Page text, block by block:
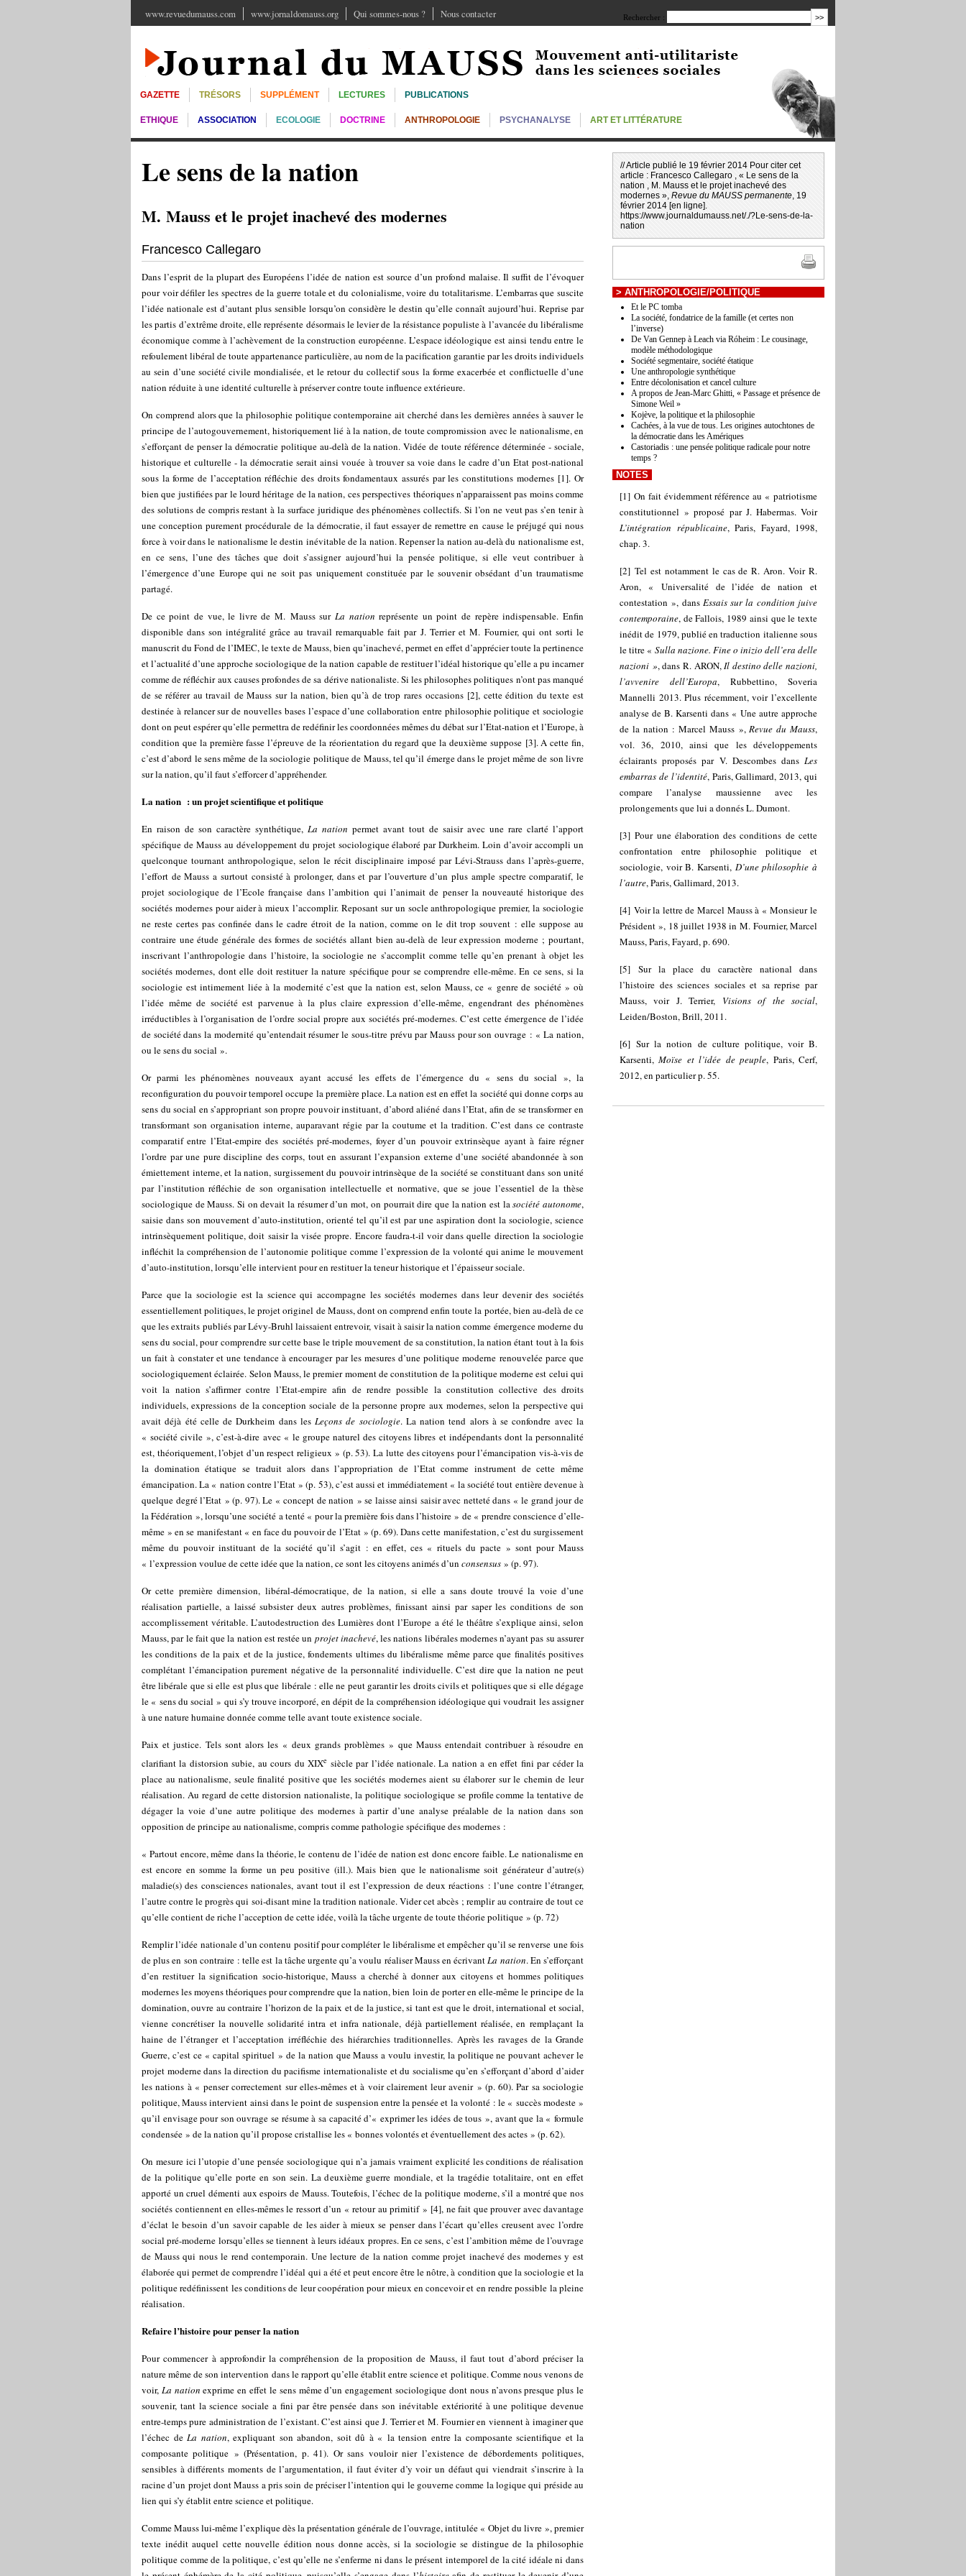
www.revuedumauss.com www.jornaldomauss.org Qui sommes-nous ? Nous contacter Rechercher :
GAZETTE TRÉSORS SUPPLÉMENT LECTURES PUBLICATIONS
ETHIQUE ASSOCIATION ECOLOGIE DOCTRINE ANTHROPOLOGIE PSYCHANALYSE ART ET LITTÉRATURE
Le sens de la nation
M. Mauss et le projet inachevé des modernes
Francesco Callegaro
Dans l’esprit de la plupart des Européens l’idée de nation est source d’un profond malaise. Il suffit de l’évoquer
pour voir défiler les spectres de la guerre totale et du colonialisme, voire du totalitarisme. L’embarras que suscite
l’idée nationale est d’autant plus sensible lorsqu’on considère le destin qu’elle connaît aujourd’hui. Reprise par
les partis d’extrême droite, elle représente désormais le levier de la résistance populiste à l’avancée du libéralisme
économique comme à l’achèvement de la construction européenne. L’espace idéologique est ainsi tendu entre le
refoulement libéral de toute appartenance particulière, au nom de la pacification garantie par les droits individuels
au sein d’une société civile mondialisée, et le retour du collectif sous la forme exacerbée et conflictuelle d’une
nation réduite à une identité culturelle à préserver contre toute influence extérieure.
On comprend alors que la philosophie politique contemporaine ait cherché dans les dernières années à sauver le
principe de l’autogouvernement, historiquement lié à la nation, de toute compromission avec le nationalisme, en
s’efforçant de penser la démocratie politique au-delà de la nation. Vidée de toute référence déterminée - sociale,
historique et culturelle - la démocratie serait ainsi vouée à trouver sa voie dans le cadre d’un Etat post-national
sous la forme de l’acceptation réfléchie des droits fondamentaux assurés par les constitutions modernes[1]. Or
bien que justifiées par le lourd héritage de la nation, ces perspectives théoriques n’apparaissent pas moins comme
des solutions de compris restant à la surface juridique des phénomènes collectifs. Si l’on ne veut pas s’en tenir à
une conception purement procédurale de la démocratie, il faut essayer de remettre en cause le préjugé qui nous
force à voir dans le nationalisme le destin inévitable de la nation. Repenser la nation au-delà du nationalisme est,
en ce sens, l’une des tâches que doit s’assigner aujourd’hui la pensée politique, si elle veut contribuer à
l’émergence d’une Europe qui ne soit pas uniquement constituée par le souvenir obsédant d’un traumatisme
partagé.
De ce point de vue, le livre de M. Mauss sur La nation représente un point de repère indispensable. Enfin
disponible dans son intégralité grâce au travail remarquable fait par J. Terrier et M. Fournier, qui ont sorti le
manuscrit du Fond de l’IMEC, le texte de Mauss, bien qu’inachevé, permet en effet d’apprécier toute la pertinence
et l’actualité d’une approche sociologique de la nation capable de restituer l’idéal historique qu’elle a pu incarner
comme de réfléchir aux causes profondes de sa dérive nationaliste. Si les philosophes politiques n’ont pas manqué
de se référer au travail de Mauss sur la nation, bien qu’à de trop rares occasions[2], cette édition du texte est
destinée à relancer sur de nouvelles bases l’espace d’une collaboration entre philosophie politique et sociologie
dont on peut espérer qu’elle permettra de redéfinir les coordonnées mêmes du débat sur l’Etat-nation et l’Europe, à
condition que la première fasse l’épreuve de la réorientation du regard que la deuxième suppose[3]. A cette fin,
c’est d’abord le sens même de la sociologie politique de Mauss, tel qu’il émerge dans le projet même de son livre
sur la nation, qu’il faut s’efforcer d’appréhender.
La nation : un projet scientifique et politique
En raison de son caractère synthétique, La nation permet avant tout de saisir avec une rare clarté l’apport
spécifique de Mauss au développement du projet sociologique élaboré par Durkheim. Loin d’avoir accompli un
quelconque tournant anthropologique, selon le récit disciplinaire imposé par Lévi-Strauss dans l’après-guerre,
l’effort de Mauss a surtout consisté à prolonger, dans et par l’ouverture d’un plus ample spectre comparatif, le
projet sociologique de l’Ecole française dans l’ambition qui l’animait de penser la nouveauté historique des
sociétés modernes pour aider à mieux l’accomplir. Reposant sur un socle anthropologique premier, la sociologie
ne reste certes pas confinée dans le cadre étroit de la nation, comme on le dit trop souvent : elle suppose au
contraire une étude générale des formes de sociétés allant bien au-delà de leur expression moderne ; pourtant,
inscrivant l’anthropologie dans l’histoire, la sociologie ne s’accomplit comme telle qu’en prenant à objet les
sociétés modernes, dont elle doit restituer la nature spécifique pour se comprendre elle-même. En ce sens, si la
sociologie est intimement liée à la modernité c’est que la nation est, selon Mauss, ce « genre de société » où
l’idée même de société est parvenue à la plus claire expression d’elle-même, engendrant des phénomènes
irréductibles à l’organisation de l’ordre social propre aux sociétés pré-modernes. C’est cette émergence de l’idée
de société dans la modernité qu’entendait résumer le sous-titre prévu par Mauss pour son ouvrage : « La nation,
ou le sens du social ».
Or parmi les phénomènes nouveaux ayant accusé les effets de l’émergence du « sens du social », la
reconfiguration du pouvoir temporel occupe la première place. La nation est en effet la société qui donne corps au
sens du social en s’appropriant son propre pouvoir instituant, d’abord aliéné dans l’Etat, afin de se transformer en
transformant son organisation interne, auparavant régie par la coutume et la tradition. C’est dans ce contraste
comparatif entre l’Etat-empire des sociétés pré-modernes, foyer d’un pouvoir extrinsèque ayant à faire régner
l’ordre par une pure discipline des corps, tout en assurant l’expansion externe d’une société abandonnée à son
émiettement interne, et la nation, surgissement du pouvoir intrinsèque de la société se constituant dans son unité
par l’institution réfléchie de son organisation intellectuelle et normative, que se joue l’essentiel de la thèse
sociologique de Mauss. Si on devait la résumer d’un mot, on pourrait dire que la nation est lasociété autonome,
saisie dans son mouvement d’auto-institution, orienté tel qu’il est par une aspiration dont la sociologie, science
intrinsèquement politique, doit saisir la visée propre. Encore faudra-t-il voir dans quelle direction la sociologie
infléchit la compréhension de l’autonomie politique comme l’expression de la volonté qui anime le mouvement
d’auto-institution, lorsqu’elle intervient pour en restituer la teneur historique et l’épaisseur sociale.
Parce que la sociologie est la science qui accompagne les sociétés modernes dans leur devenir des sociétés
essentiellement politiques, le projet originel de Mauss, dont on comprend enfin toute la portée, bien au-delà de ce
que les extraits publiés par Lévy-Bruhl laissaient entrevoir, visait à saisir la nation comme émergence moderne du
sens du social, pour comprendre sur cette base le triple mouvement de sa constitution, la nation étant tout à la fois
un fait à constater et une tendance à encourager par les mesures d’une politique moderne renouvelée parce que
sociologiquement éclairée. Selon Mauss, le premier moment de constitution de la politique moderne est celui qui
voit la nation s’affirmer contre l’Etat-empire afin de rendre possible la constitution collective des droits
individuels, expressions de la conception sociale de la personne propre aux modernes, selon la perspective qui
avait déjà été celle de Durkheim dans lesLeçons de sociologie. La nation tend alors à se confondre avec la
« société civile », c’est-à-dire avec « le groupe naturel des citoyens libres et indépendants dont la personnalité
est, théoriquement, l’objet d’un respect religieux » (p. 53). La lutte des citoyens pour l’émancipation vis-à-vis de
la domination étatique se traduit alors dans l’appropriation de l’Etat comme instrument de cette même
émancipation. La « nation contre l’Etat » (p. 53), c’est aussi et immédiatement « la société tout entière devenue à
quelque degré l’Etat » (p. 97). Le « concept de nation » se laisse ainsi saisir avec netteté dans « le grand jour de
la Fédération », lorsqu’une société a tenté « pour la première fois dans l’histoire » de « prendre conscience d’elle-
même » en se manifestant « en face du pouvoir de l’Etat » (p. 69). Dans cette manifestation, c’est du surgissement
même du pouvoir instituant de la société qu’il s’agit : en effet, ces « rituels du pacte » sont pour Mauss
« l’expression voulue de cette idée que la nation, ce sont les citoyens animés d’un consensus » (p. 97).
Or cette première dimension, libéral-démocratique, de la nation, si elle a sans doute trouvé la voie d’une
réalisation partielle, a laissé subsister deux autres problèmes, finissant ainsi par saper les conditions de son
accomplissement véritable. L’autodestruction des Lumières dont l’Europe a été le théâtre s’explique ainsi, selon
Mauss, par le fait que la nation est restée un projet inachevé, les nations libérales modernes n’ayant pas su assurer
les conditions de la paix et de la justice, fondements ultimes du libéralisme même parce que finalités positives
complétant l’émancipation purement négative de la personnalité individuelle. C’est dire que la nation ne peut
être libérale que si elle est plus que libérale : elle ne peut garantir les droits civils et politiques que si elle dégage
le « sens du social » qui s’y trouve incorporé, en dépit de la compréhension idéologique qui voudrait les assigner
à une nature humaine donnée comme telle avant toute existence sociale.
Paix et justice. Tels sont alors les « deux grands problèmes » que Mauss entendait contribuer à résoudre en
clarifiant la distorsion subie, au cours du XIXe siècle par l’idée nationale. La nation a en effet fini par céder la
place au nationalisme, seule finalité positive que les sociétés modernes aient su élaborer sur le chemin de leur
réalisation. Au regard de cette distorsion nationaliste, la politique sociologique se profile comme la tentative de
dégager la voie d’une autre politique des modernes à partir d’une analyse préalable de la nation dans son
opposition de principe au nationalisme, compris comme pathologie spécifique des modernes :
« Partout encore, même dans la théorie, le contenu de l’idée de nation est donc encore faible. Le nationalisme en
est encore en somme la forme un peu positive (ill.). Mais bien que le nationalisme soit générateur d’autre(s)
maladie(s) des consciences nationales, avant tout il est l’expression de deux réactions : l’une contre l’étranger,
l’autre contre le progrès qui soi-disant mine la tradition nationale. Vider cet abcès ; remplir au contraire de tout ce
qu’elle contient de riche l’acception de cette idée, voilà la tâche urgente de toute théorie politique » (p. 72)
Remplir l’idée nationale d’un contenu positif pour compléter le libéralisme et empêcher qu’il se renverse une fois
de plus en son contraire : telle est la tâche urgente qu’a voulu réaliser Mauss en écrivantLa nation. En s’efforçant
d’en restituer la signification socio-historique, Mauss a cherché à donner aux citoyens et hommes politiques
modernes les moyens théoriques pour comprendre que la nation, bien loin de porter en elle-même le principe de la
domination, ouvre au contraire l’horizon de la paix et de la justice, si tant est que le droit, international et social,
vienne concrétiser la nouvelle solidarité intra et infra nationale, déjà partiellement réalisée, en remplaçant la
haine de l’étranger et l’acceptation irréfléchie des hiérarchies traditionnelles. Après les ravages de la Grande
Guerre, c’est ce « capital spirituel » de la nation que Mauss a voulu investir, la politique ne pouvant achever le
projet moderne dans la direction du pacifisme internationaliste et du socialisme qu’en s’efforçant d’abord d’aider
les nations à « penser correctement sur elles-mêmes et à voir clairement leur avenir » (p. 60). Par sa sociologie
politique, Mauss intervient ainsi dans le point de suspension entre la pensée et la volonté : le « succès modeste »
qu’il envisage pour son ouvrage se résume à sa capacité d’« exprimer les idées de tous », avant que la « formule
condensée » de la nation qu’il propose cristallise les « bonnes volontés et éventuellement des actes » (p. 62).
On mesure ici l’utopie d’une pensée sociologique qui n’a jamais vraiment explicité les conditions de réalisation
de la politique qu’elle porte en son sein. La deuxième guerre mondiale, et la tragédie totalitaire, ont en effet
apporté un cruel démenti aux espoirs de Mauss. Toutefois, l’échec de la politique moderne, s’il a montré que nos
sociétés contiennent en elles-mêmes le ressort d’un « retour au primitif » [4], ne fait que prouver avec davantage
d’éclat le besoin d’un savoir capable de les aider à mieux se penser dans l’écart qu’elles creusent avec l’ordre
social pré-moderne lorsqu’elles se tiennent à leurs idéaux propres. En ce sens, c’est l’ambition même de l’ouvrage
de Mauss qui nous le rend contemporain. Une lecture de la nation comme projet inachevé des modernes y est
élaborée qui permet de comprendre l’idéal qui a été et peut encore être le nôtre, à condition que la sociologie et la
politique redéfinissent les conditions de leur coopération pour mieux en concevoir et en rendre possible la pleine
réalisation.
Refaire l’histoire pour penser la nation
Pour commencer à approfondir la compréhension de la proposition de Mauss, il faut tout d’abord préciser la
nature même de son intervention dans le rapport qu’elle établit entre science et politique. Comme nous venons de
voir, La nation exprime en effet le sens même d’un engagement sociologique dont nous n’avons presque plus le
souvenir, tant la science sociale a fini par être pensée dans son inévitable extériorité à une politique devenue
entre-temps pure administration de l’existant. C’est ainsi que J. Terrier et M. Fournier en viennent à imaginer que
l’échec de La nation, expliquant son abandon, soit dû à « la tension entre la composante scientifique et la
composante politique » (Présentation, p. 41). Or sans vouloir nier l’existence de débordements politiques,
sensibles à différents moments de l’argumentation, il faut éviter d’y voir un défaut qui viendrait s’inscrire à la
racine d’un projet dont Mauss a pris soin de préciser l’intention qui le gouverne comme la logique qui préside au
lien qui s’y établit entre science et politique.
Comme Mauss lui-même l’explique dès la présentation générale de l’ouvrage, intitulée « Objet du livre », premier
texte inédit auquel cette nouvelle édition nous donne accès, si la sociologie se distingue de la philosophie
politique comme de la politique, c’est qu’elle ne s’enferme ni dans le présent intemporel de la cité idéale ni dans
// Article publié le 19 février 2014 Pour citer cet
article : Francesco Callegaro , « Le sens de la
nation , M. Mauss et le projet inachevé des
modernes », Revue du MAUSS permanente, 19
février 2014 [en ligne].
https://www.journaldumauss.net/./?Le-sens-de-la-
nation
> ANTHROPOLOGIE/POLITIQUE
Et le PC tomba
La société, fondatrice de la famille (et certes non
l’inverse)
De Van Gennep à Leach via Róheim : Le cousinage,
modèle méthodologique
Société segmentaire, société étatique
Une anthropologie synthétique
Entre décolonisation et cancel culture
A propos de Jean-Marc Ghitti, « Passage et présence de
Simone Weil »
Kojève, la politique et la philosophie
Cachées, à la vue de tous. Les origines autochtones de
la démocratie dans les Amériques
Castoriadis : une pensée politique radicale pour notre
temps ?
NOTES
[1] On fait évidemment référence au « patriotisme
constitutionnel » proposé par J. Habermas. Voir
L’intégration républicaine, Paris, Fayard, 1998,
chap. 3.
[2] Tel est notamment le cas de R. Aron. Voir R.
Aron, « Universalité de l’idée de nation et
contestation », dans Essais sur la condition juive
contemporaine, de Fallois, 1989 ainsi que le texte
inédit de 1979, publié en traduction italienne sous
le titre « Sulla nazione. Fine o inizio dell’era delle
nazioni », dans R. ARON,Il destino delle nazioni,
l’avvenire dell’Europa, Rubbettino, Soveria
Mannelli 2013. Plus récemment, voir l’excellente
analyse de B. Karsenti dans « Une autre approche
de la nation : Marcel Mauss »,Revue du Mauss,
vol. 36, 2010, ainsi que les développements
éclairants proposés par V. Descombes dans Les
embarras de l’identité, Paris, Gallimard, 2013, qui
compare l’analyse maussienne avec les
prolongements que lui a donnés L. Dumont.
[3]Pour une élaboration des conditions de cette
confrontation entre philosophie politique et
sociologie, voir B. Karsenti, D’une philosophie à
l’autre, Paris, Gallimard, 2013.
[4] Voir la lettre de Marcel Mauss à « Monsieur le
Président », 18 juillet 1938 in M. Fournier, Marcel
Mauss, Paris, Fayard, p. 690.
[5] Sur la place du caractère national dans
l’histoire des sciences sociales et sa reprise par
Mauss, voir J. Terrier, Visions of the social,
Leiden/Boston, Brill, 2011.
[6]Sur la notion de culture politique, voir B.
Karsenti,Moïse et l’idée de peuple, Paris, Cerf,
2012, en particulier p. 55.